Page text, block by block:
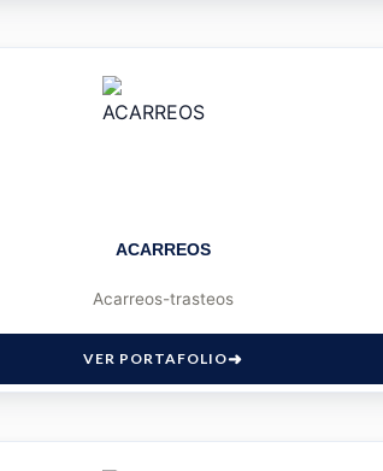
ACARREOS
Acarreos-trasteos
VER PORTAFOLIO